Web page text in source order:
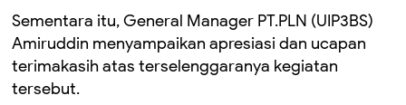
Sementara itu, General Manager PT.PLN (UIP3BS)
Amiruddin menyampaikan apresiasi dan ucapan
terimakasih atas terselenggaranya kegiatan
tersebut.